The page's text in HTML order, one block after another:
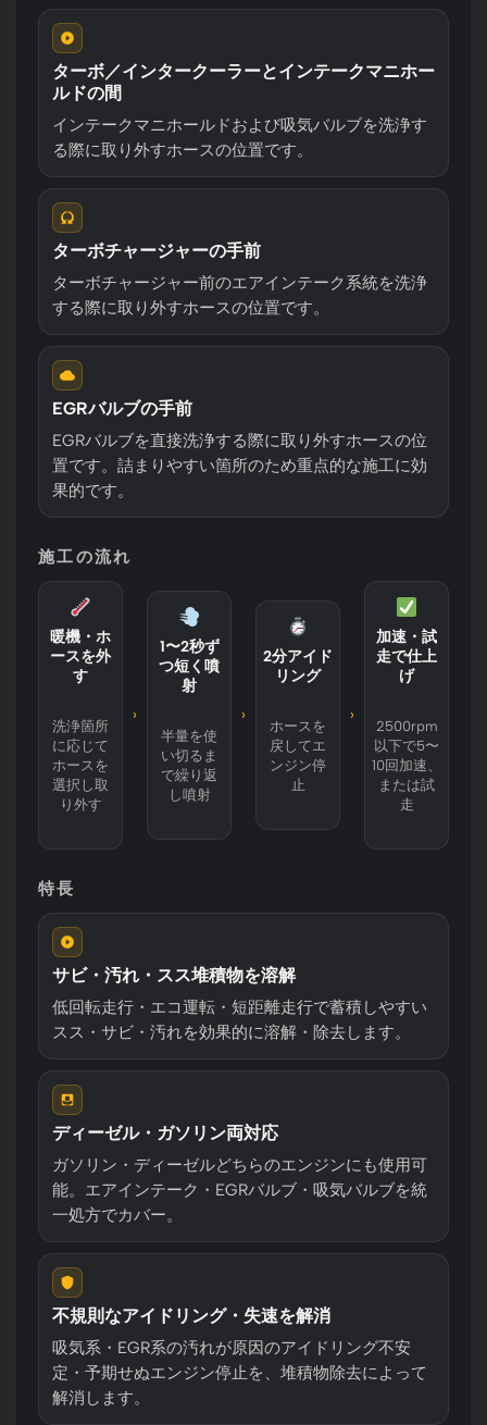
ターボ／インタークーラーとインテークマニホー
ルドの間
インテークマニホールドおよび吸気バルブを洗浄す
る際に取り外すホースの位置です。
ターボチャージャーの手前
ターボチャージャー前のエアインテーク系統を洗浄
する際に取り外すホースの位置です。
EGRバルブの手前
EGRバルブを直接洗浄する際に取り外すホースの位
置です。詰まりやすい箇所のため重点的な施工に効
果的です。
施工の流れ
暖機・ホ
ースを外
す
洗浄箇所
に応じて
ホースを
選択し取
り外す
›
1〜2秒ず
つ短く噴
射
半量を使
い切るま
で繰り返
し噴射
›
2分アイド
リング
ホースを
戻してエ
ンジン停
止
›
加速・試
走で仕上
げ
2500rpm
以下で5〜
10回加速、
または試
走
特長
サビ・汚れ・スス堆積物を溶解
低回転走行・エコ運転・短距離走行で蓄積しやすい
スス・サビ・汚れを効果的に溶解・除去します。
ディーゼル・ガソリン両対応
ガソリン・ディーゼルどちらのエンジンにも使用可
能。エアインテーク・EGRバルブ・吸気バルブを統
一処方でカバー。
不規則なアイドリング・失速を解消
吸気系・EGR系の汚れが原因のアイドリング不安
定・予期せぬエンジン停止を、堆積物除去によって
解消します。